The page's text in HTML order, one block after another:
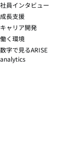
社員インタビュー
成長支援
キャリア開発
働く環境
数字で見るARISE
analytics